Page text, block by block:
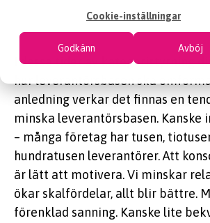
Cookie-inställningar
Godkänn Avböj
TERMINOLOGI
I dessa tider av kategoristyrning
hur leverantörsbasen ska
anledning verkar det finnas en
minska leverantörsbasen. Kanske
– många företag har tusen,
hundratusen leverantörer. Att
är lätt att motivera. Vi minskar
ökar skalfördelar, allt blir bättre.
förenklad sanning. Kanske lite